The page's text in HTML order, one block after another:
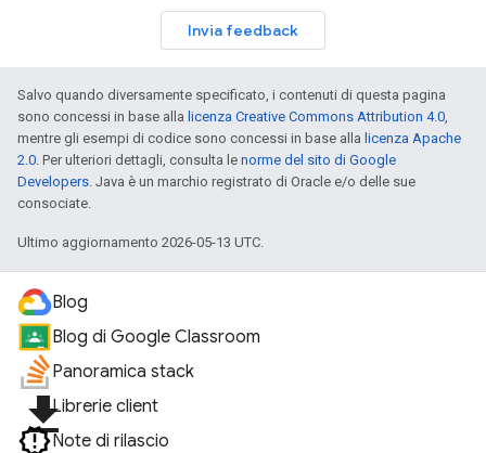
Invia feedback
Salvo quando diversamente specificato, i contenuti di questa pagina
sono concessi in base alla licenza Creative Commons Attribution 4.0,
mentre gli esempi di codice sono concessi in base alla licenza Apache
2.0. Per ulteriori dettagli, consulta le norme del sito di Google
Developers. Java è un marchio registrato di Oracle e/o delle sue
consociate.
Ultimo aggiornamento 2026-05-13 UTC.
Blog
Blog di Google Classroom
Panoramica stack
file_downloadLibrerie client
Note di rilascio